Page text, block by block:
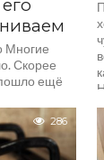
Многие
Скорее
ещё
286